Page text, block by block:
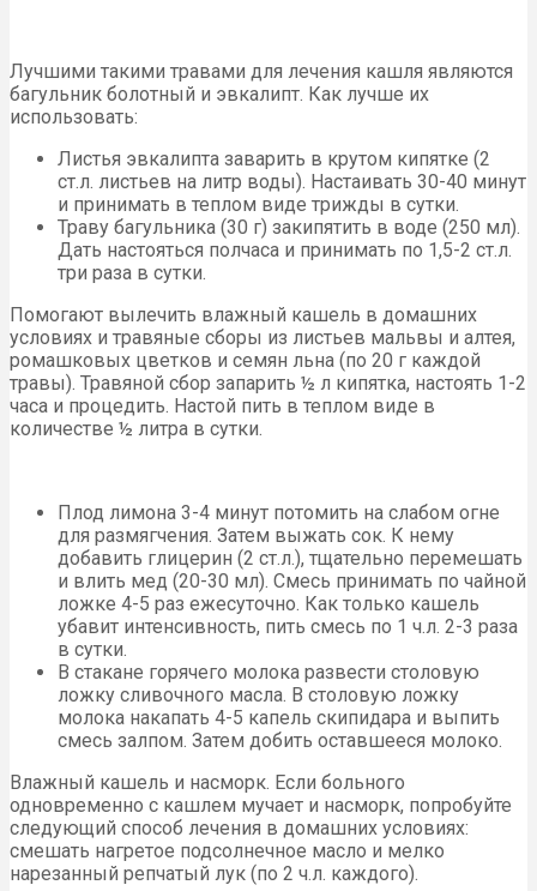
Лучшими такими травами для лечения кашля являются
багульник болотный и эвкалипт. Как лучше их
использовать:
Листья эвкалипта заварить в крутом кипятке (2
ст.л. листьев на литр воды). Настаивать 30-40 минут
и принимать в теплом виде трижды в сутки.
Траву багульника (30 г) закипятить в воде (250 мл).
Дать настояться полчаса и принимать по 1,5-2 ст.л.
три раза в сутки.
Помогают вылечить влажный кашель в домашних
условиях и травяные сборы из листьев мальвы и алтея,
ромашковых цветков и семян льна (по 20 г каждой
травы). Травяной сбор запарить ½ л кипятка, настоять 1-2
часа и процедить. Настой пить в теплом виде в
количестве ½ литра в сутки.
Плод лимона 3-4 минут потомить на слабом огне
для размягчения. Затем выжать сок. К нему
добавить глицерин (2 ст.л.), тщательно перемешать
и влить мед (20-30 мл). Смесь принимать по чайной
ложке 4-5 раз ежесуточно. Как только кашель
убавит интенсивность, пить смесь по 1 ч.л. 2-3 раза
в сутки.
В стакане горячего молока развести столовую
ложку сливочного масла. В столовую ложку
молока накапать 4-5 капель скипидара и выпить
смесь залпом. Затем добить оставшееся молоко.
Влажный кашель и насморк. Если больного
одновременно с кашлем мучает и насморк, попробуйте
следующий способ лечения в домашних условиях:
смешать нагретое подсолнечное масло и мелко
нарезанный репчатый лук (по 2 ч.л. каждого).